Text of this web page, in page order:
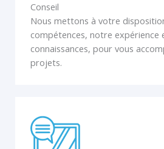
Conseil
Nous mettons à votre
compétences, notre expérience
connaissances, pour vous
projets.